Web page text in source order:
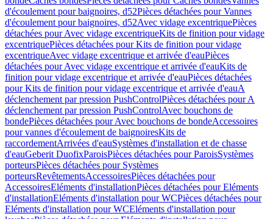
d'écoulement pour baignoires, d52Pièces détachées pour Vannes
d'écoulement pour baignoires, d52Avec vidage excentriquePièces
détachées pour Avec vidage excentriqueKits de finition pour vidage
excentriquePièces détachées pour Kits de finition pour vidage
excentriqueAvec vidage excentrique et arrivée d'eauPièces
détachées pour Avec vidage excentrique et arrivée d'eauKits de
finition pour vidage excentrique et arrivée d'eauPièces détachées
pour Kits de finition pour vidage excentrique et arrivée d'eauA
déclenchement par pression PushControlPièces détachées pour A
déclenchement par pression PushControlAvec bouchons de
bondePièces détachées pour Avec bouchons de bondeAccessoires
pour vannes d'écoulement de baignoiresKits de
raccordementArrivées d'eauSystèmes d'installation et de chasse
d'eauGeberit DuofixParoisPièces détachées pour ParoisSystèmes
porteursPièces détachées pour Systèmes
porteursRevêtementsAccessoiresPièces détachées pour
AccessoiresEléments d'installationPièces détachées pour Eléments
d'installationEléments d'installation pour WCPièces détachées pour
Eléments d'installation pour WCEléments d'installation pour